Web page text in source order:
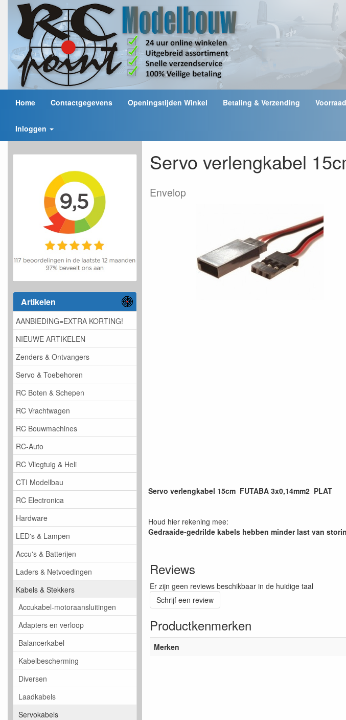
Home Contactgegevens Openingstijden Winkel Betaling & Verzending
Inloggen
Artikelen
AANBIEDING=EXTRA KORTING!
NIEUWE ARTIKELEN
Zenders & Ontvangers
Servo & Toebehoren
RC Boten & Schepen
RC Vrachtwagen
RC Bouwmachines
RC-Auto
RC Vliegtuig & Heli
CTI Modellbau
RC Electronica
Hardware
LED's & Lampen
Accu's & Batterijen
Laders & Netvoedingen
Kabels & Stekkers
Accukabel-motoraansluitingen
Adapters en verloop
Balancerkabel
Kabelbescherming
Diversen
Laadkabels
Servokabels
Servo verlengkabel
Envelop
Servo verlengkabel 15cm FUTABA 3x0,14mm2 PLAT
Houd hier rekening mee:
Gedraaide-gedrilde kabels hebben minder last van
Reviews
Er zijn geen reviews beschikbaar in de huidige taal
Schrijf een review
Productkenmerken
Merken